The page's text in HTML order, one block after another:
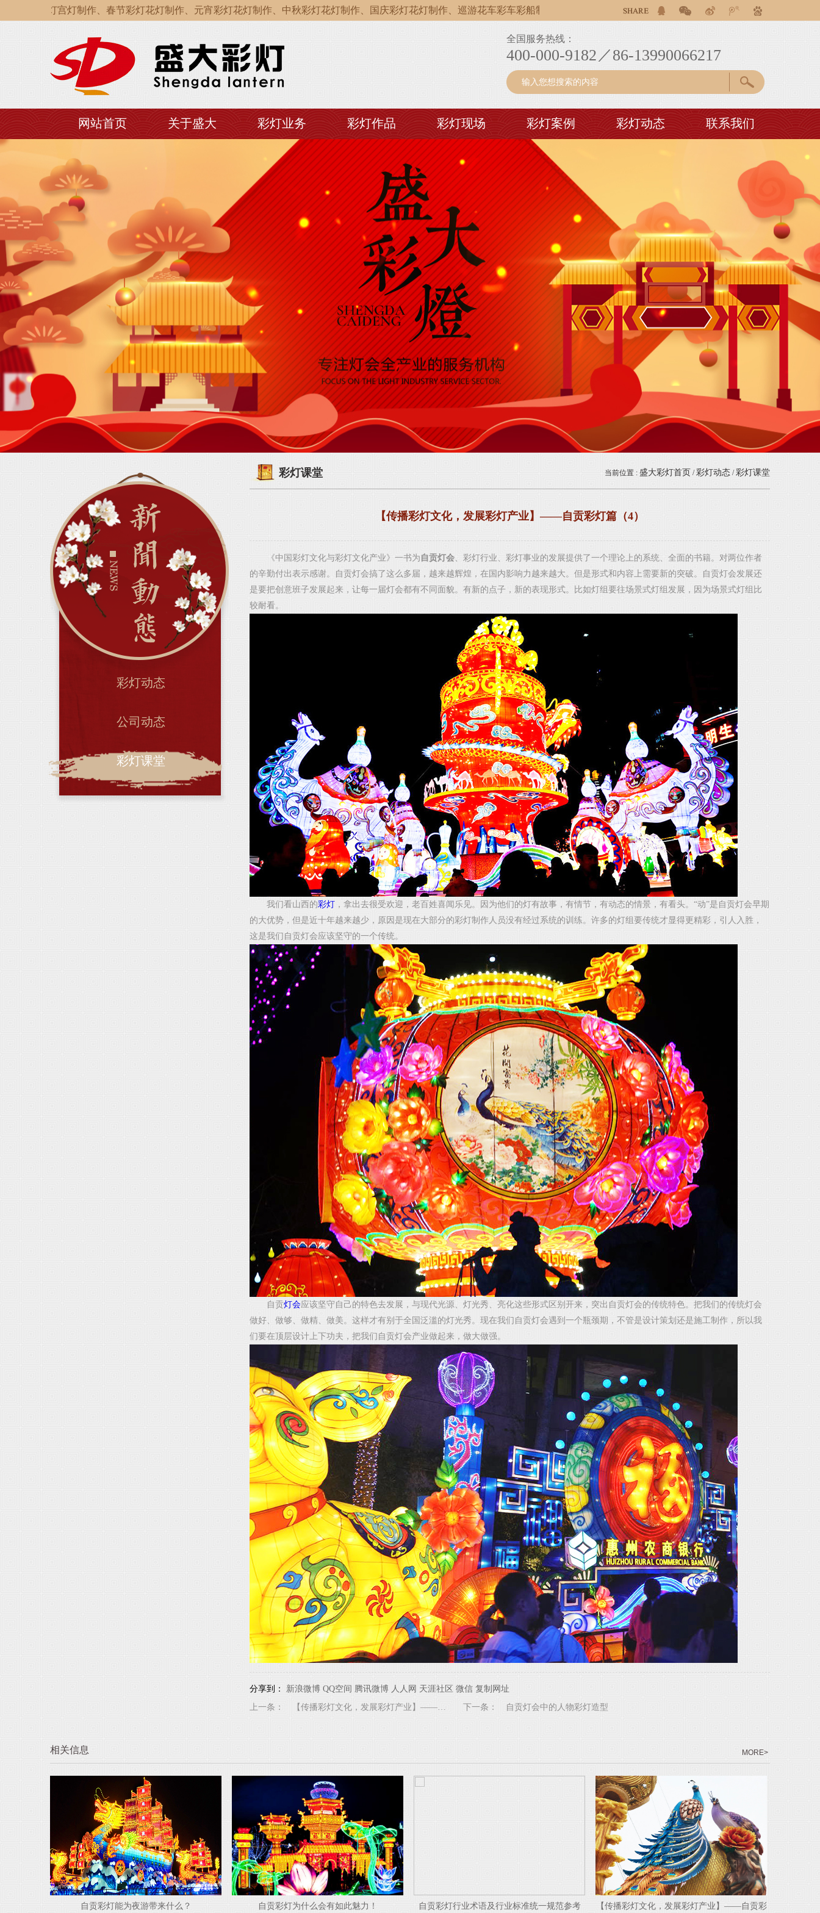
灯宫灯制作、春节彩灯花灯制作、元宵彩灯花灯制作、中秋彩灯花灯制作、国庆彩灯花灯制作、巡游花车彩车彩船制作。为客户提供自贡彩灯花灯灯会设计制作一条龙服务！
灯宫灯制作、春节彩灯花灯制作、元宵彩灯花灯制作、中秋彩灯花灯制作、国庆彩灯花灯制作、巡游花车彩车彩船制作。为客户提供自贡彩灯花灯灯会设计制作一条龙服务！
全国服务热线：
400-000-9182／86-13990066217
网站首页 关于盛大 彩灯业务 彩灯作品 彩灯现场 彩灯案例 彩灯动态 联系我们
彩灯动态
公司动态
彩灯课堂
当前位置 : 盛大彩灯首页 / 彩灯动态 / 彩灯课堂
彩灯课堂
【传播彩灯文化，发展彩灯产业】——自贡彩灯篇（4）
《中国彩灯文化与彩灯文化产业》一书为 自贡灯会、彩灯行业、彩灯事业的发展提供了一个理论上的系统、全面的书籍。对两位作者
的辛勤付出表示感谢。
自贡灯会搞了这么多届，越来越辉煌，在国内影响力越来越大。但是形式和内容上需要新的突破。自贡灯会发展还
是要把创意班子发展起来，让每一届灯会都有不同面貌。有新的点子，新的表现形式。比如灯组要往场景式灯组发展，因为场景式灯组比
较耐看。
我们看山西的彩灯 ，拿出去很受欢迎，老百姓喜闻乐见。因为他们的灯有故事，有情节，有动态的情景，有看头。 “动”是自贡灯会早期
的大优势，但是近十年越来越少，原因是现在大部分的彩灯制作人员没有经过系统的训练。许多的灯组要传统才显得更精彩，引人入胜，
这是我们自贡灯会应该坚守的一个传统。
自贡灯会应该坚守自己的特色去发展，与现代光源、灯光秀、亮化这些形式区别开来，突出自贡灯会的传统特色。把我们的传统灯会
做好、做够、做精、做美。这样才有别于全国泛滥的灯光秀。现在我们自贡灯会遇到一个瓶颈期，不管是设计策划还是施工制作，所以我
们要在顶层设计上下功夫，把我们自贡灯会产业做起来，做大做强。
分享到： 新浪微博 QQ空间 腾讯微博 人人网 天涯社区 微信 复制网址
上一条：
【传播彩灯文化，发展彩灯产业】——自贡彩灯篇（3） 下一条： 自贡灯会中的人物彩灯造型
相关信息 MORE>
自贡彩灯为什么会有如此魅力！ 自贡彩灯行业术语及行业标准统一规范参考 【传播彩灯文化，发展彩灯产业】——自贡彩 自贡灯会中的人物彩灯造型